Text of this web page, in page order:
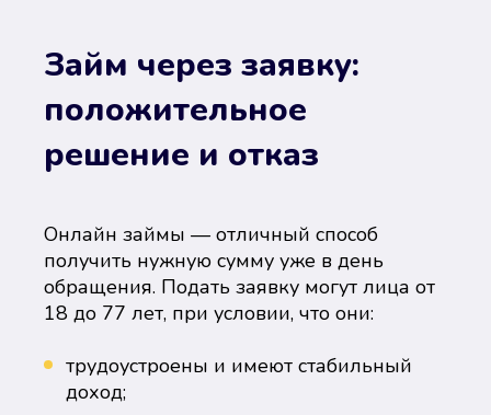
Займ через заявку:
положительное
решение и отказ
Онлайн займы — отличный способ
получить нужную сумму уже в день
обращения. Подать заявку могут лица от
18 до 77 лет, при условии, что они:
трудоустроены и имеют стабильный
доход;